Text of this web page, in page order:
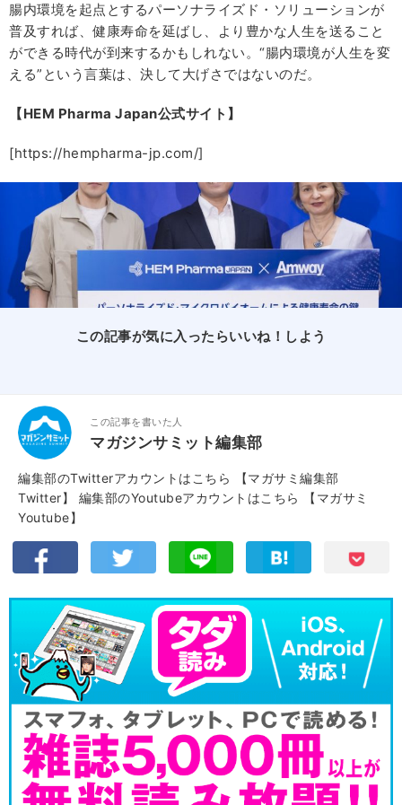
腸内環境を起点とするパーソナライズド・ソリューションが
普及すれば、健康寿命を延ばし、より豊かな人生を送ること
ができる時代が到来するかもしれない。“腸内環境が人生を変
える”という言葉は、決して大げさではないのだ。
【HEM Pharma Japan公式サイト】
[https://hempharma-jp.com/]
この記事が気に入ったらいいね！しよう
この記事を書いた人
マガジンサミット編集部
編集部のTwitterアカウントはこちら
【マガサミ編集部
Twitter】
編集部のYoutubeアカウントはこちら
【マガサミ
Youtube】